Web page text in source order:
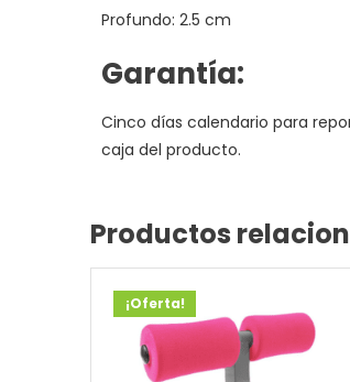
Profundo: 2.5 cm
Garantía:
Cinco días calendario para
caja del producto.
Productos
¡Oferta!